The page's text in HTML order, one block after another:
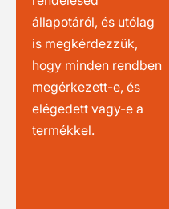
állapotáról, és utólag
is megkérdezzük,
hogy minden rendben
megérkezett-e, és
elégedett vagy-e a
termékkel.